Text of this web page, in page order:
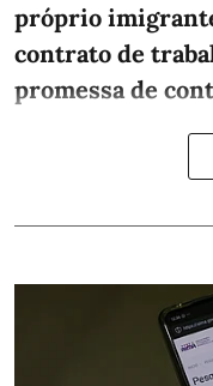
próprio
contrato de
promessa de